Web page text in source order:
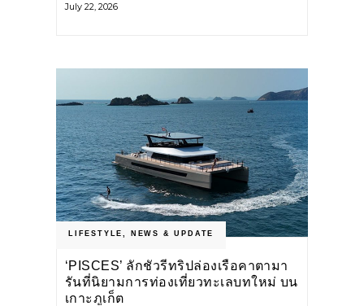
แหลมพันวา ทางตะวันออกเฉียงใต้ของเกาะ
July 22, 2026
LIFESTYLE NEWS & UPDATE
‘PISCES’ ลักชัวรีทริปล่องเรือคาตามา
รันที่นิยามการท่องเที่ยวทะเลบทใหม่ บน
เกาะภูเก็ต